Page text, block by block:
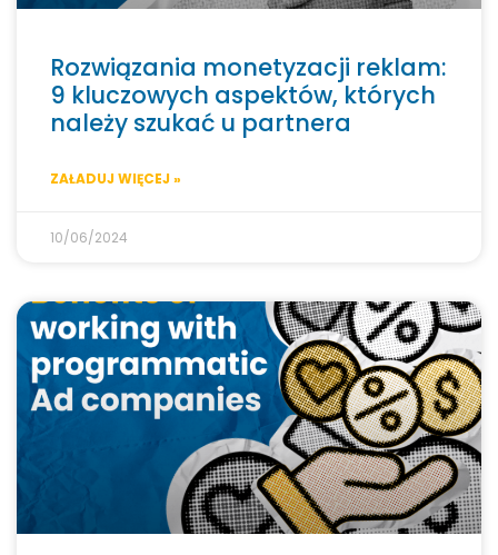
Rozwiązania monetyzacji reklam:
9 kluczowych aspektów, których
należy szukać u partnera
ZAŁADUJ WIĘCEJ »
10/06/2024